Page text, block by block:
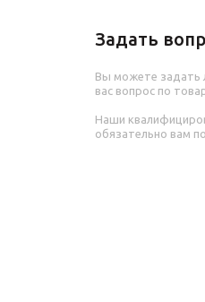
Задать
Вы можете задать
вас вопрос по
Наши
обязательно вам